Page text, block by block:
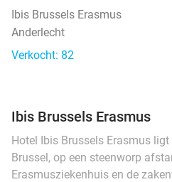
Ibis Brussels Erasmus
Anderlecht
Verkocht: 82
Ibis Brussels Erasmus
Hotel Ibis Brussels Erasmus
Brussel, op een steenworp
Erasmusziekenhuis en de